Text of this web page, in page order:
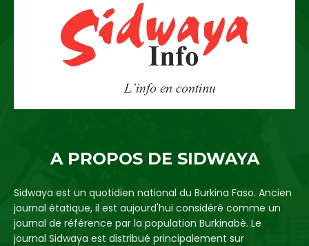
A PROPOS DE SIDWAYA
Sidwaya est un quotidien national du Burkina Faso. Ancien
journal étatique, il est aujourd'hui considéré comme un
journal de référence par la population Burkinabè. Le
journal Sidwaya est distribué principalement sur